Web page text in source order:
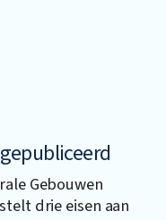
Gebouwen
drie eisen aan